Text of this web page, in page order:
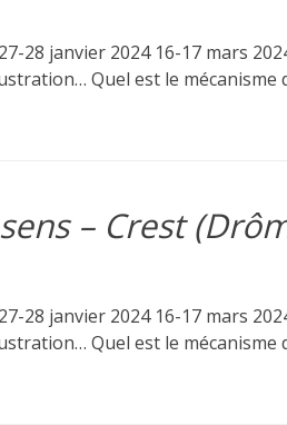
28 janvier 2024 16-17 mars
Quel est le mécanisme
– Crest
28 janvier 2024 16-17 mars
Quel est le mécanisme